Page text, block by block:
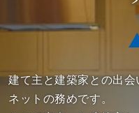
建て主と建築家との出
ネットの務めです。